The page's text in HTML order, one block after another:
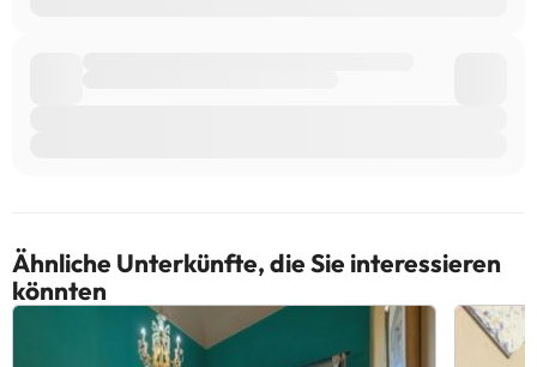
Ähnliche Unterkünfte, die Sie interessieren
könnten